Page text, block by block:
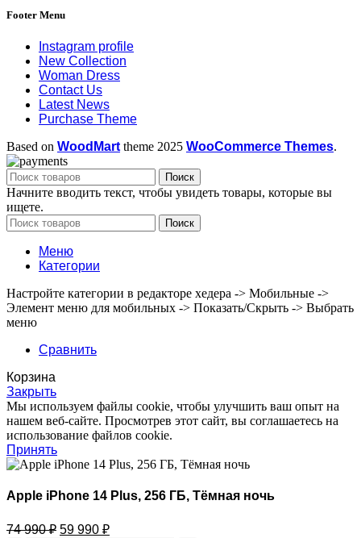
Footer Menu
Instagram profile
New Collection
Woman Dress
Contact Us
Latest News
Purchase Theme
Based on WoodMart theme 2025 WooCommerce Themes.
Поиск
Начните вводить текст, чтобы увидеть товары, которые вы
ищете.
Поиск
Меню
Категории
Настройте категории в редакторе хедера -> Мобильные ->
Элемент меню для мобильных -> Показать/Скрыть -> Выбрать
меню
Сравнить
Корзина
Закрыть
Мы используем файлы cookie, чтобы улучшить ваш опыт на
нашем веб-сайте. Просмотрев этот сайт, вы соглашаетесь на
использование файлов cookie.
Принять
Apple iPhone 14 Plus, 256 ГБ, Тёмная ночь
74 990₽ 59 990 ₽